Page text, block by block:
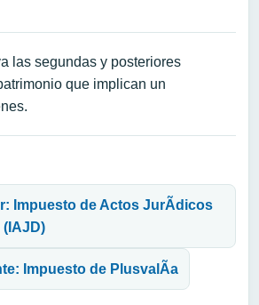
las segundas y posteriores
que implican un
Impuesto de Actos JurÃ­dicos
Impuesto de PlusvalÃ­a